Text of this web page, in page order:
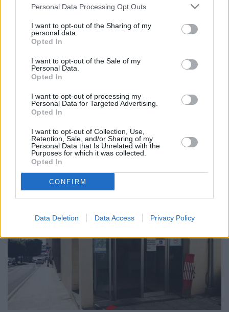
Personal Data Processing Opt Outs
I want to opt-out of the Sharing of my
personal data.
Opted In
I want to opt-out of the Sale of my
Personal Data.
Opted In
I want to opt-out of processing my
Personal Data for Targeted Advertising.
Opted In
I want to opt-out of Collection, Use,
Retention, Sale, and/or Sharing of my
Personal Data that Is Unrelated with the
Purposes for which it was collected.
Opted In
CONFIRM
Data Deletion Data Access Privacy Policy
Se trata de que se transporte a los animales
cumpliendo la legislación
La audiencia de cuentas pone en valor
la gestión económica del anterior
grupo de gobierno capitalino